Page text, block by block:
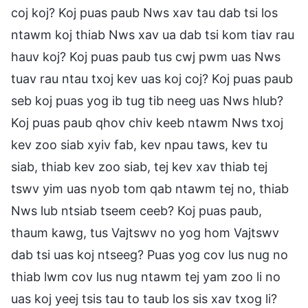
coj koj? Koj puas paub Nws xav tau dab tsi los
ntawm koj thiab Nws xav ua dab tsi kom tiav rau
hauv koj? Koj puas paub tus cwj pwm uas Nws
tuav rau ntau txoj kev uas koj coj? Koj puas paub
seb koj puas yog ib tug tib neeg uas Nws hlub?
Koj puas paub qhov chiv keeb ntawm Nws txoj
kev zoo siab xyiv fab, kev npau taws, kev tu
siab, thiab kev zoo siab, tej kev xav thiab tej
tswv yim uas nyob tom qab ntawm tej no, thiab
Nws lub ntsiab tseem ceeb? Koj puas paub,
thaum kawg, tus Vajtswv no yog hom Vajtswv
dab tsi uas koj ntseeg? Puas yog cov lus nug no
thiab lwm cov lus nug ntawm tej yam zoo li no
uas koj yeej tsis tau to taub los sis xav txog li?